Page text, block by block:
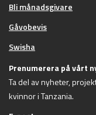
Bli månadsgivare
Gåvobevis
Swisha
Prenumerera på vårt
Ta del av nyheter,
kvinnor i Tanzania.